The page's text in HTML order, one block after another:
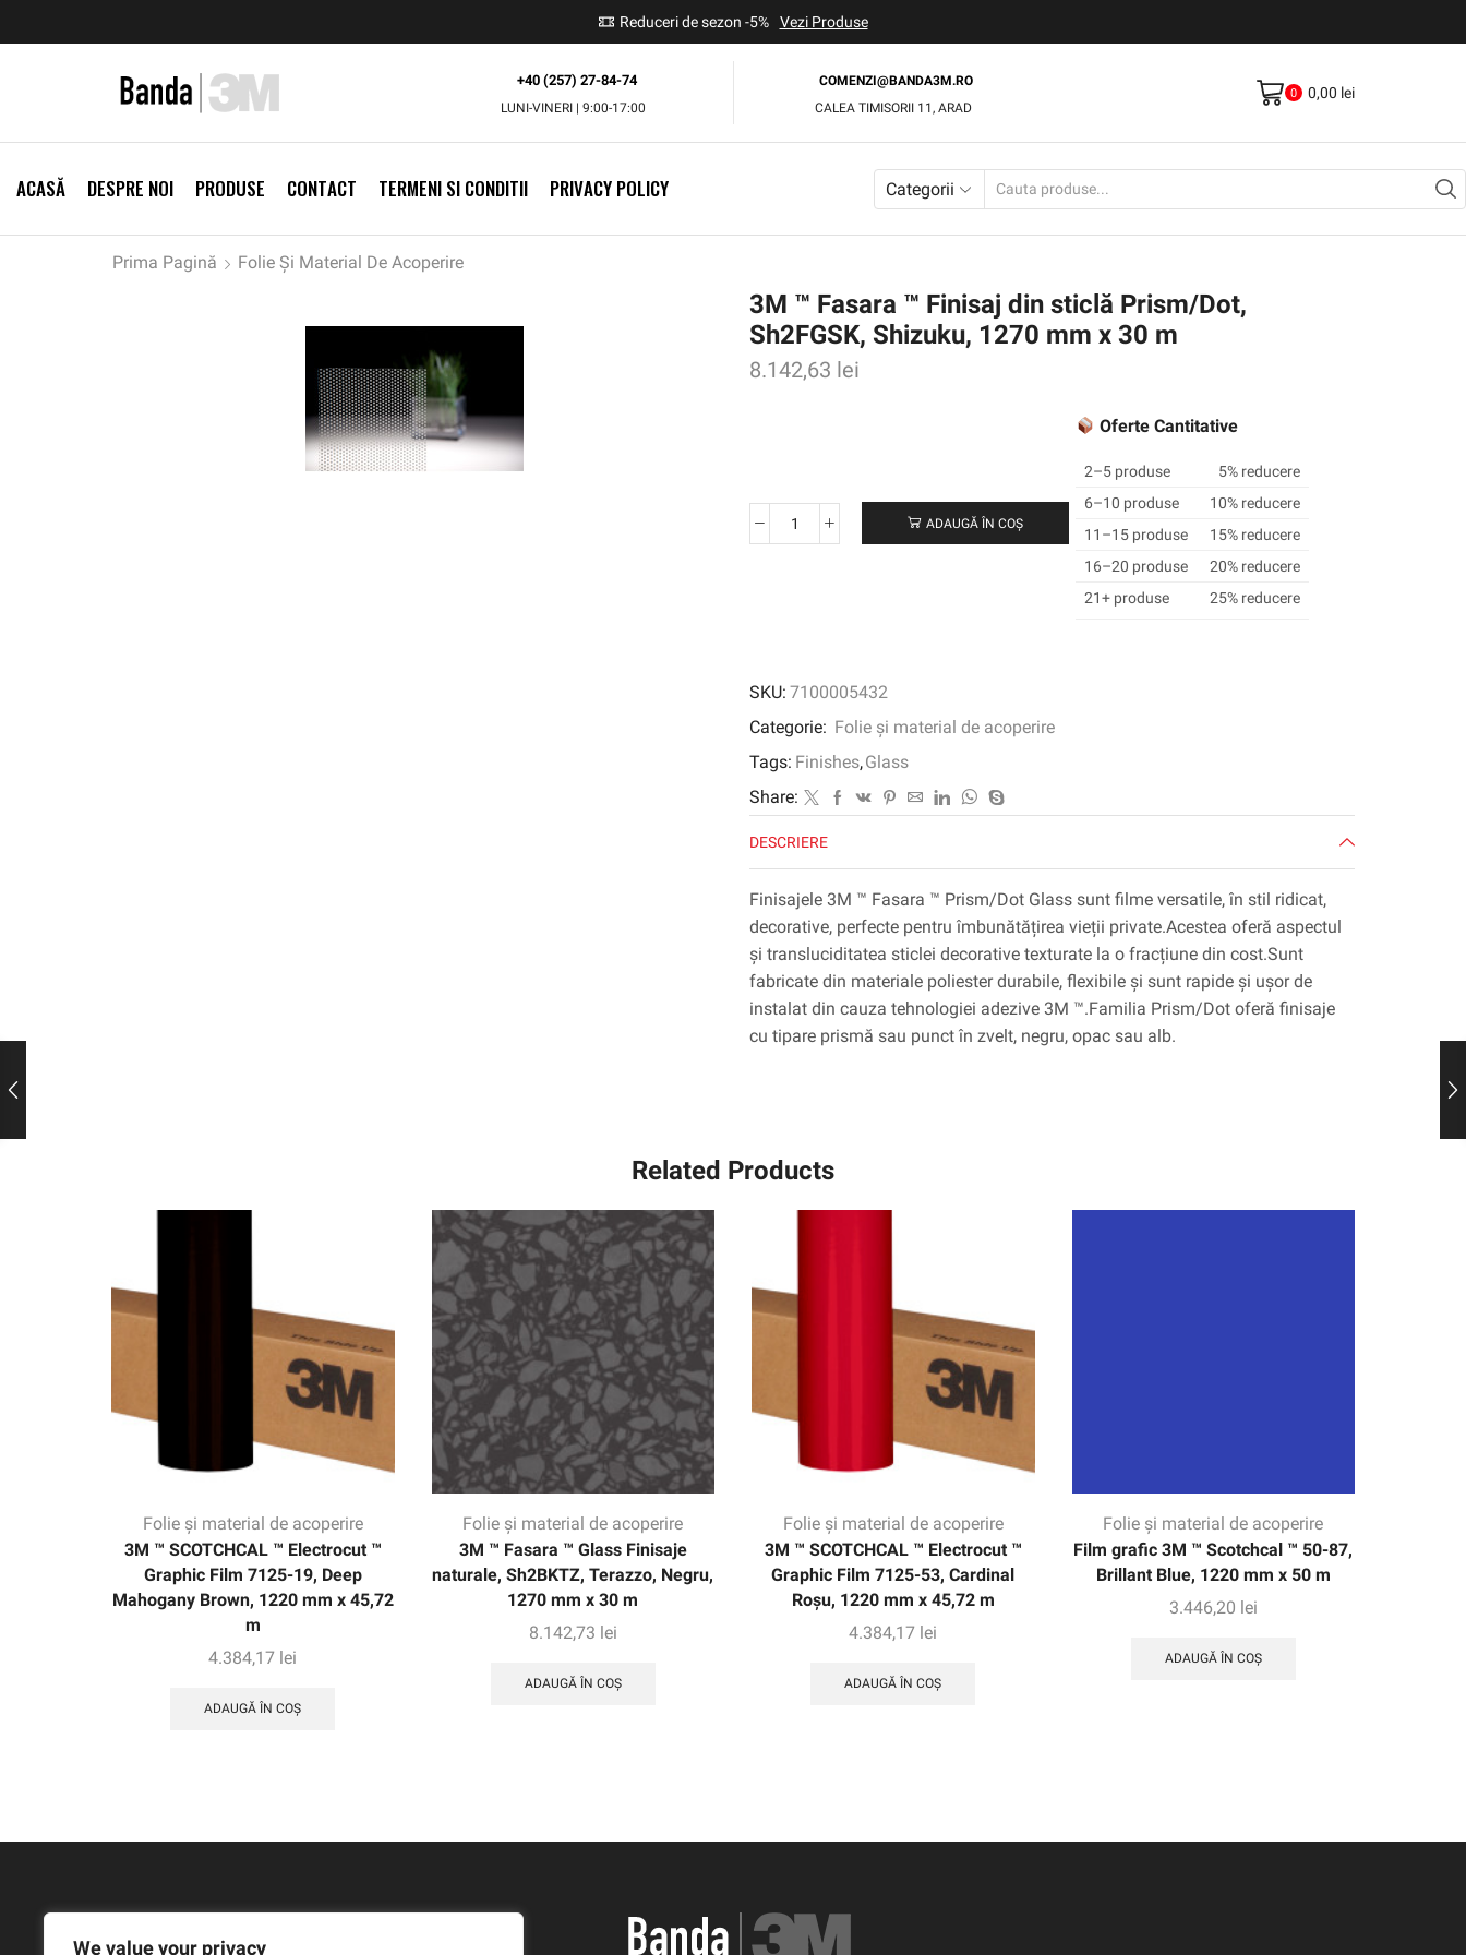
We value your privacy
Reduceri de sezon -5% Vezi Produse
+40 (257) 27-84-74
LUNI-VINERI | 9:00-17:00
COMENZI@BANDA3M.RO
CALEA TIMISORII 11, ARAD
0 0,00 lei
ACASĂ DESPRE NOI PRODUSE CONTACT TERMENI SI CONDITII PRIVACY POLICY Categorii
Prima Pagină Folie Și Material De Acoperire
3M ™ Fasara ™ Finisaj din sticlă Prism/Dot,
Sh2FGSK, Shizuku, 1270 mm x 30 m
8.142,63 lei
Cantitate
sticlă
Prism/Dot,
Shizuku,
1270
mm
x
30
m
ADAUGĂ ÎN COȘ
Oferte Cantitative
2–5 produse
5% reducere
6–10 produse
10% reducere
11–15 produse
15% reducere
16–20 produse
20% reducere
21+ produse
25% reducere
SKU: 7100005432
Categorie: Folie și material de acoperire
Tags: Finishes,Glass
Share:
DESCRIERE
Finisajele 3M ™ Fasara ™ Prism/Dot Glass sunt filme versatile, în stil ridicat,
decorative, perfecte pentru îmbunătățirea vieții private.Acestea oferă aspectul
și transluciditatea sticlei decorative texturate la o fracțiune din cost.Sunt
fabricate din materiale poliester durabile, flexibile și sunt rapide și ușor de
instalat din cauza tehnologiei adezive 3M ™.Familia Prism/Dot oferă finisaje
cu tipare prismă sau punct în zvelt, negru, opac sau alb.
Related Products
Folie și material de acoperire
3M ™ SCOTCHCAL ™ Electrocut ™
Graphic Film 7125-19, Deep
Mahogany Brown, 1220 mm x 45,72
m
4.384,17 lei
ADAUGĂ ÎN COȘ
Folie și material de acoperire
3M ™ Fasara ™ Glass Finisaje
naturale, Sh2BKTZ, Terazzo, Negru,
1270 mm x 30 m
8.142,73 lei
ADAUGĂ ÎN COȘ
Folie și material de acoperire
3M ™ SCOTCHCAL ™ Electrocut ™
Graphic Film 7125-53, Cardinal
Roșu, 1220 mm x 45,72 m
4.384,17 lei
ADAUGĂ ÎN COȘ
Folie și material de acoperire
Film grafic 3M ™ Scotchcal ™ 50-87,
Brillant Blue, 1220 mm x 50 m
3.446,20 lei
ADAUGĂ ÎN COȘ